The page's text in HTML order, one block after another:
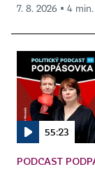
7. 8. 2026 ▪ 4
55:23
PODCAST